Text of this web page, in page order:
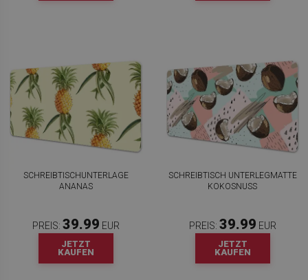
SCHREIBTISCHUNTERLAGE
ANANAS
PREIS: 39.99 EUR
JETZT
KAUFEN
SCHREIBTISCH UNTERLEGMATTE
KOKOSNUSS
PREIS: 39.99 EUR
JETZT
KAUFEN